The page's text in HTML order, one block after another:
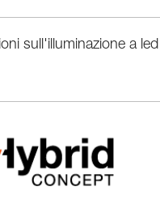
sull'illuminazione a led